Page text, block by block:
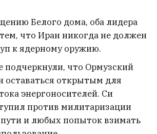
Белого дома, оба лидера
что Иран никогда не должен
к ядерному оружию.
подчеркнули, что Ормузский
оставаться открытым для
энергоносителей. Си
против милитаризации
пути и любых попыток взимать
пекло. Там уже